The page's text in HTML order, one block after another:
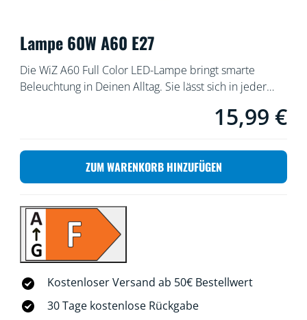
Lampe 60W A60 E27
Die WiZ A60 Full Color LED-Lampe bringt smarte
Beleuchtung in Deinen Alltag. Sie lässt sich in jeder
gewünschte Atmosphäre mit 16 Millionen Farben oder
Zeitpläne zum Ein- und Ausschalten des Lichts für
Deine täglichen oder wöchentlichen Aktivitäten
einrichten oder das Licht mit Deinem Smartphone
Dir die Fernsteuerung gute Dienste. WiZ-Lampen
verbinden sich ohne zusätzliche Hardware mit Deinem
WLAN.
Aktueller Preis ist
15,99 €
ZUM WARENKORB HINZUFÜGEN
Kostenloser Versand ab 50€ Bestellwert
30 Tage kostenlose Rückgabe